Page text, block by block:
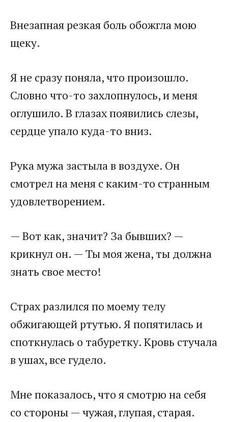
Внезапная резкая боль обожгла мою
щеку.
Я не сразу поняла, что произошло.
Словно что-то захлопнулось, и меня
оглушило. В глазах появились слезы,
сердце упало куда-то вниз.
Рука мужа застыла в воздухе. Он
смотрел на меня с каким-то странным
удовлетворением.
— Вот как, значит? За бывших? —
крикнул он. — Ты моя жена, ты должна
знать свое место!
Страх разлился по моему телу
обжигающей ртутью. Я попятилась и
споткнулась о табуретку. Кровь стучала
в ушах, все гудело.
Мне показалось, что я смотрю на себя
со стороны — чужая, глупая, старая.